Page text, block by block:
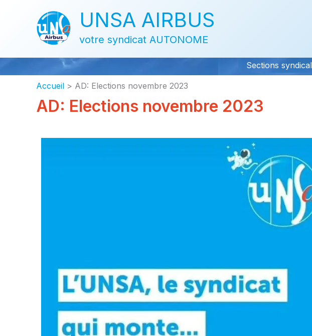
UNSA AIRBUS
votre syndicat AUTONOME
Sections
Accueil AD: Elections novembre 2023
AD: Elections novembre 2023